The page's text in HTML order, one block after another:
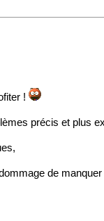
!
précis et plus
de